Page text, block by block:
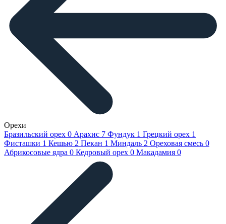
Орехи
Бразильский орех 0 Арахис 7 Фундук 1 Грецкий орех 1
Фисташки 1 Кешью 2 Пекан 1 Миндаль 2 Ореховая смесь 0
Абрикосовые ядра 0 Кедровый орех 0 Макадамия 0